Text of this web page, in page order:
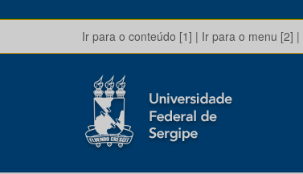
Ir para o conteúdo [1] | Ir para o menu [2] |